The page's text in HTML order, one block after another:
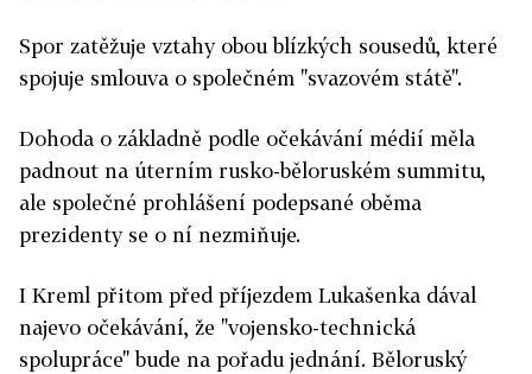
Spor zatěžuje vztahy obou blízkých sousedů, které
spojuje smlouva o společném "svazovém státě".
Dohoda o základně podle očekávání médií měla
padnout na úterním rusko-běloruském summitu,
ale společné prohlášení podepsané oběma
prezidenty se o ní nezmiňuje.
I Kreml přitom před příjezdem Lukašenka dával
najevo očekávání, že "vojensko-technická
spolupráce" bude na pořadu jednání. Běloruský